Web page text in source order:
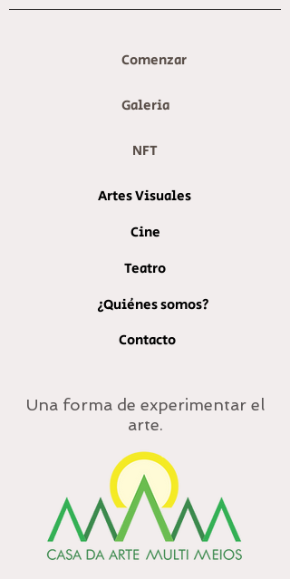
Comenzar
Galeria
NFT
Artes Visuales
Cine
Teatro
¿Quiénes somos?
Contacto
Una forma de experimentar el
arte.